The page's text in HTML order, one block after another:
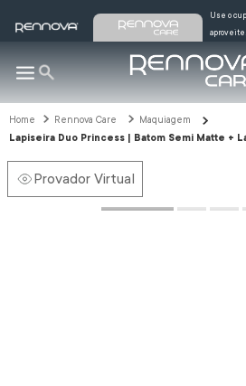
Use o
aproveite!
Rennova Care
Maquiagem
Lapiseira Duo Princess | Batom Semi Matte +
Provador Virtual